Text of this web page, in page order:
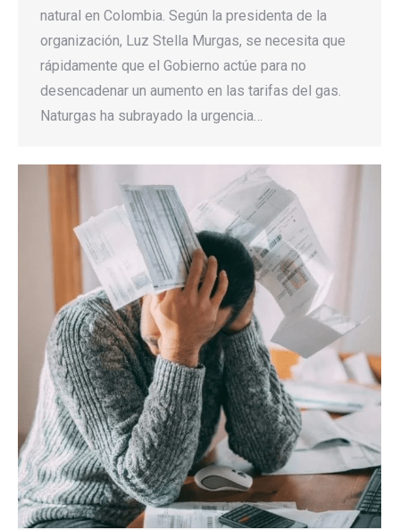
natural en Colombia. Según la presidenta de la
organización, Luz Stella Murgas, se necesita que
rápidamente que el Gobierno actúe para no
desencadenar un aumento en las tarifas del gas.
Naturgas ha subrayado la urgencia…